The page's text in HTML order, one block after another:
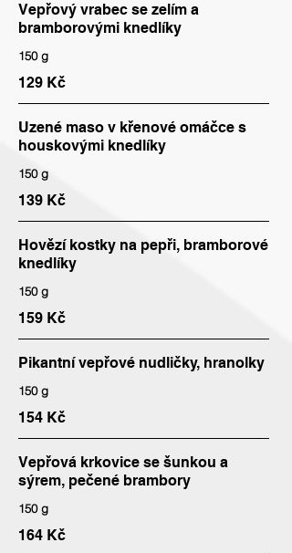
Vepřový vrabec se zelím a
bramborovými knedlíky
150 g
129 Kč
Uzené maso v křenové omáčce s
houskovými knedlíky
150 g
139 Kč
Hovězí kostky na pepři, bramborové
knedlíky
150 g
159 Kč
Pikantní vepřové nudličky, hranolky
150 g
154 Kč
Vepřová krkovice se šunkou a
sýrem, pečené brambory
150 g
164 Kč